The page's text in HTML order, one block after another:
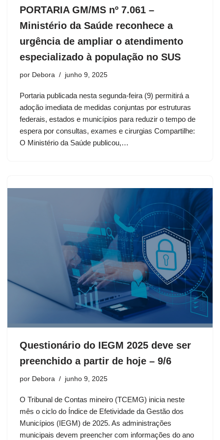
PORTARIA GM/MS nº 7.061 –
Ministério da Saúde reconhece a
urgência de ampliar o atendimento
especializado à população no SUS
por Debora junho 9, 2025
Portaria publicada nesta segunda-feira (9) permitirá a
adoção imediata de medidas conjuntas por estruturas
federais, estados e municípios para reduzir o tempo de
espera por consultas, exames e cirurgias Compartilhe:
O Ministério da Saúde publicou,…
Questionário do IEGM 2025 deve ser
preenchido a partir de hoje – 9/6
por Debora junho 9, 2025
O Tribunal de Contas mineiro (TCEMG) inicia neste
mês o ciclo do Índice de Efetividade da Gestão dos
Municípios (IEGM) de 2025. As administrações
municipais devem preencher com informações do ano